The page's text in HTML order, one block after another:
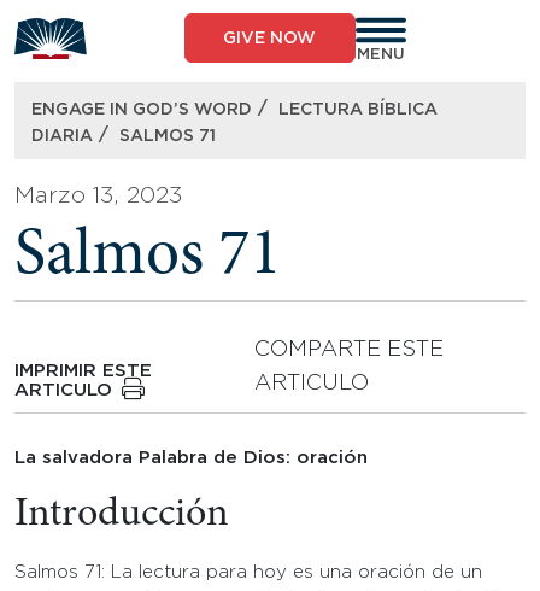
to
content
GIVE NOW
MENU
ENGAGE IN GOD’S WORD /
LECTURA BÍBLICA
DIARIA / SALMOS 71
Marzo 13, 2023
Salmos 71
IMPRIMIR ESTE
ARTICULO
COMPARTE ESTE
ARTICULO
La salvadora Palabra de Dios: oración
Introducción
Salmos 71: La lectura para hoy es una oración de un